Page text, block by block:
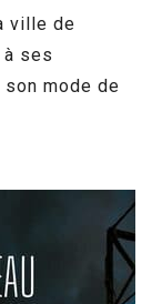
ville de
ses
mode de